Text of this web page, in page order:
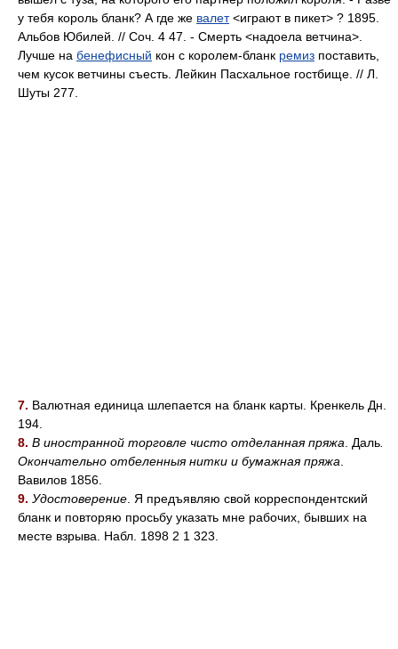
у тебя король бланк? А где же валет<играют в пикет> ? 1895.
Альбов Юбилей. // Соч. 4 47. - Смерть <надоела ветчина>.
Лучше на бенефисный кон с королем-бланк ремиз поставить,
чем кусок ветчины съесть. Лейкин Пасхальное гостбище. // Л.
Шуты 277.
7. Валютная единица шлепается на бланк карты. Кренкель Дн.
194.
8. В иностранной торговле чисто отделанная пряжа . Даль
Окончательно отбеленныя нитки и бумажная пряжа
Вавилов 1856.
9. Удостоверение . Я предъявляю свой корреспондентский
бланк и повторяю просьбу указать мне рабочих, бывших на
месте взрыва. Набл. 1898 2 1 323.